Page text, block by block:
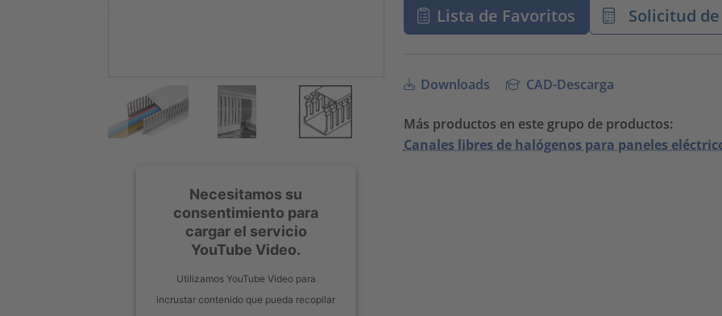
Necesitamos su
consentimiento para
cargar el servicio
YouTube Video.
Utilizamos YouTube Video para
incrustar contenido que pueda recopilar
Lista de Favoritos Solicitud
Downloads CAD-Descarga
Más productos en este grupo de productos:
Canales libres de halógenos para paneles